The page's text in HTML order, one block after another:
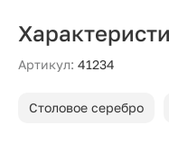
Артикул: 41234
Столовое серебро